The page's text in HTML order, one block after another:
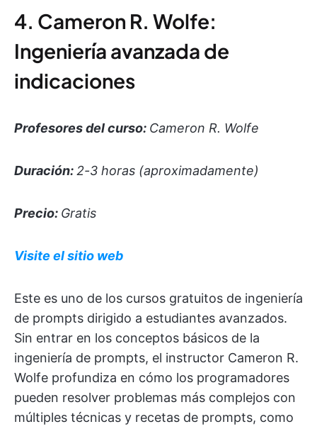
4. Cameron R. Wolfe:
Ingeniería avanzada de
indicaciones
Profesores del curso: Cameron R. Wolfe
Duración: 2-3 horas (aproximadamente)
Precio: Gratis
Visite el sitio web
Este es uno de los cursos gratuitos de ingeniería
de prompts dirigido a estudiantes avanzados.
Sin entrar en los conceptos básicos de la
ingeniería de prompts, el instructor Cameron R.
Wolfe profundiza en cómo los programadores
pueden resolver problemas más complejos con
múltiples técnicas y recetas de prompts, como